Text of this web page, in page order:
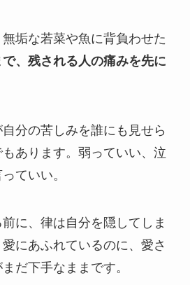
垢な若菜や魚に背負わせた
、残される人の痛みを先に
分の苦しみを誰にも見せら
あります。弱っていい、泣
ていい。
に、律は自分を隠してしま
にあふれているのに、愛さ
だ下手なままです。